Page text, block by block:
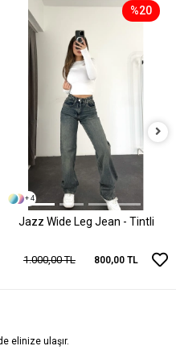
%20
+ 4
Jazz Wide Leg Jean - Tintli
1.000,00 TL 800,00 TL
elinize ulaşır.